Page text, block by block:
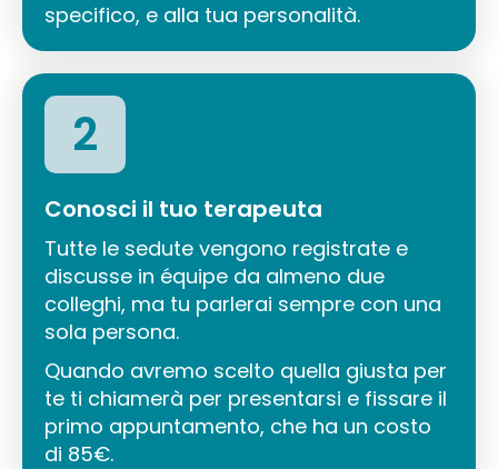
specifico, e alla tua personalità.
2
Conosci il tuo terapeuta
Tutte le sedute vengono registrate e
discusse in équipe da almeno due
colleghi, ma tu parlerai sempre con una
sola persona.
Quando avremo scelto quella giusta per
te ti chiamerà per presentarsi e fissare il
primo appuntamento, che ha un costo
di 85€.